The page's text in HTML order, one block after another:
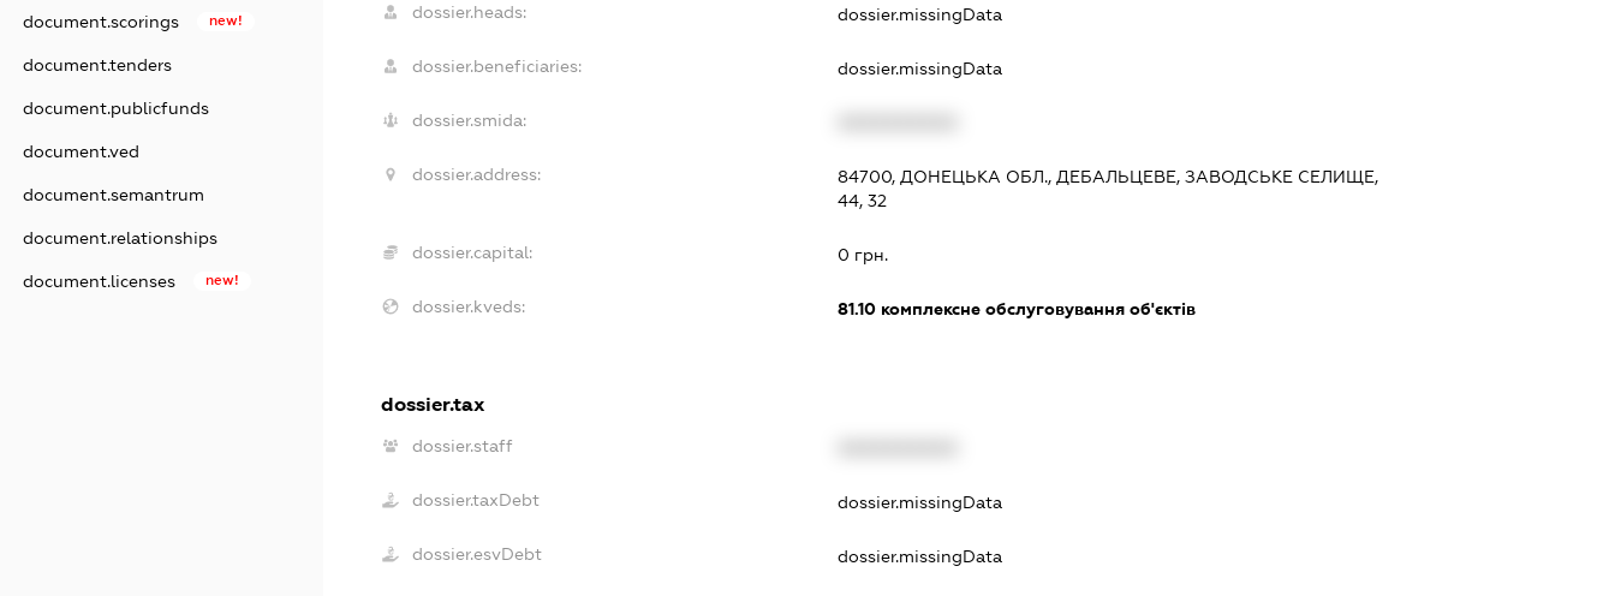
document.scorings new!
document.tenders
document.publicfunds
document.ved
document.semantrum
document.relationships
document.licenses new!
dossier.heads: dossier.missingData
dossier.beneficiaries: dossier.missingData
dossier.smida:
dossier.address:
84700, ДОНЕЦЬКА ОБЛ., ДЕБАЛЬЦЕВЕ, ЗАВОДСЬКЕ СЕЛИЩЕ,
44, 32
dossier.capital: 0 грн.
dossier.kveds: 81.10 комплексне обслуговування об'єктів
dossier.tax
dossier.staff
dossier.taxDebt dossier.missingData
dossier.esvDebt dossier.missingData